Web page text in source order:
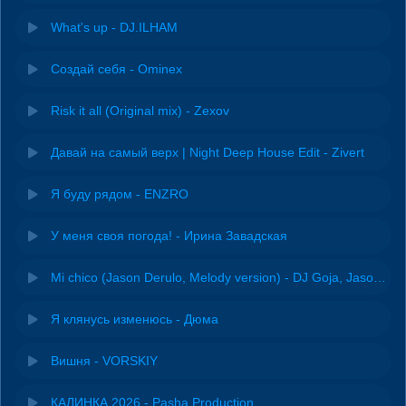
What's up - DJ.ILHAM
Создай себя - Ominex
Risk it all (Original mix) - Zexov
Давай на самый верх | Night Deep House Edit - Zivert
Я буду рядом - ENZRO
У меня своя погода! - Ирина Завадская
Я клянусь изменюсь - Дюма
Вишня - VORSKIY
КАЛИНКА 2026 - Pasha Production